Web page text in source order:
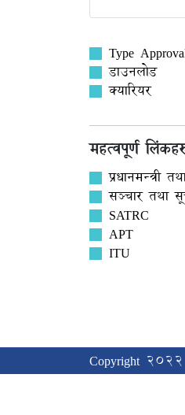
Type
डाउनलोड
क्यारियर
महत्वपूर्ण
प्रधानमन्त्री
सञ्‍चार तथा
SATRC
APT
ITU
Copyright 2022